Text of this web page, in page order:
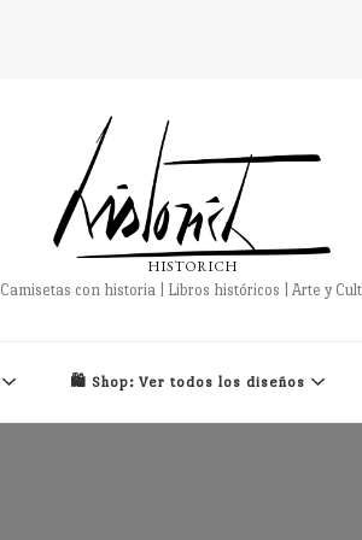
HISTORICH
Camisetas con historia | Libros históricos | Arte y
🛍️ Shop: Ver todos los diseños